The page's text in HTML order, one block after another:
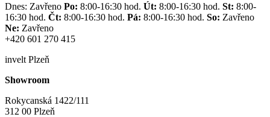
Dnes: Zavřeno Po: 8:00-16:30 hod. Út: 8:00-16:30 hod. St: 8:00-
16:30 hod. Čt: 8:00-16:30 hod. Pá: 8:00-16:30 hod. So: Zavřeno
Ne: Zavřeno
+420 601 270 415
invelt Plzeň
Showroom
Rokycanská 1422/111
312 00 Plzeň